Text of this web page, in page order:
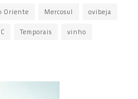
Oriente Mercosul ovibeja
Temporais vinho